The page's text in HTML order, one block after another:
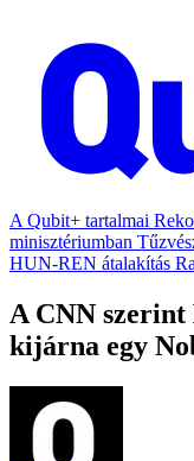
A Qubit+ tartalmai
minisztériumban
HUN-REN átalakítás
A CNN
kijárna egy